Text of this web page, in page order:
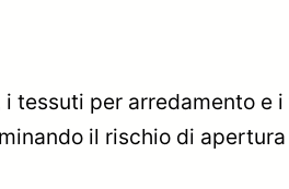
tessuti per arredamento e
il rischio di